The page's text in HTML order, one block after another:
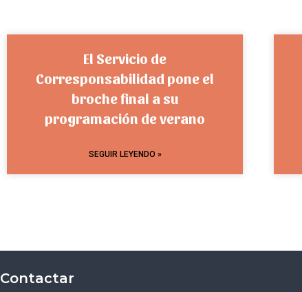
El Servicio de
Corresponsabilidad pone el
broche final a su
programación de verano
SEGUIR LEYENDO »
Contactar